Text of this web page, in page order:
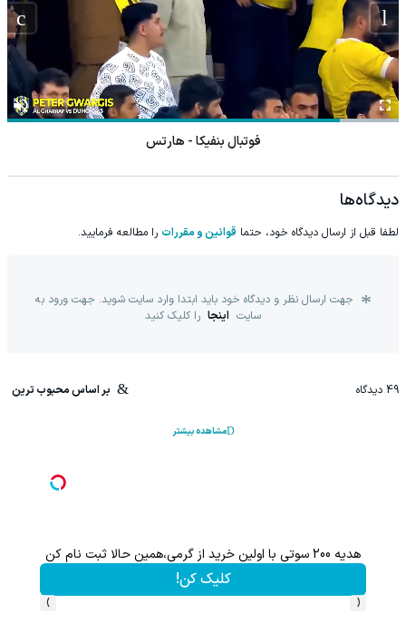
فوتبال بنفیکا - هارتس
دیدگاه‌ها
لطفا قبل از ارسال دیدگاه خود، حتما قوانین و مقررات را مطالعه فرمایید.
جهت ارسال نظر و دیدگاه خود باید ابتدا وارد سایت شوید. جهت ورود به
سایت اینجا را کلیک کنید
49 دیدگاه بر اساس محبوب ترین
مشاهده بیشتر
با خرید اول از گرمی 200 سوت نقره هدیه بگیر
‹
›